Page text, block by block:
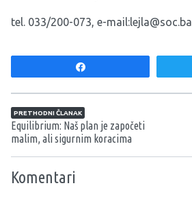
tel. 033/200-073, e-mail:lejla@soc.ba
Navigacija članaka
PRETHODNI ČLANAK
Equilibrium: Naš plan je započeti
malim, ali sigurnim koracima
Komentari